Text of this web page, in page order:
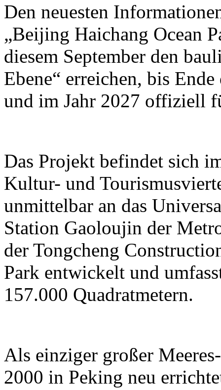
Den neuesten
„Beijing Haichang Ocean
diesem September den
Ebene“ erreichen, bis
und im Jahr 2027 offiziell
Das Projekt befindet sich
Kultur- und
unmittelbar an das
Station Gaoloujin der
der Tongcheng
Park entwickelt und
157.000 Quadratmetern.
Als einziger großer
2000 in Peking neu